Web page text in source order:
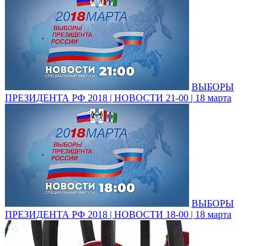
ВЫБОРЫ
ПРЕЗИДЕНТА РФ 2018 | НОВОСТИ 21-00 | 18 марта
ВЫБОРЫ
ПРЕЗИДЕНТА РФ 2018 | НОВОСТИ 18-00 | 18 марта